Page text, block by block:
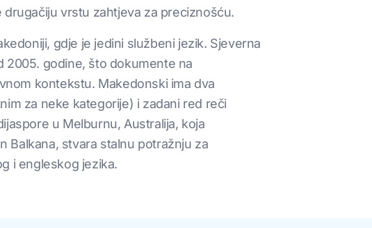
vrstu zahtjeva za preciznošću.
gdje je jedini službeni jezik. Sjeverna
2005. godine, što dokumente na
kontekstu. Makedonski ima dva
za neke kategorije) i zadani red reči
u Melburnu, Australija, koja
Balkana, stvara stalnu potražnju za
i engleskog jezika.